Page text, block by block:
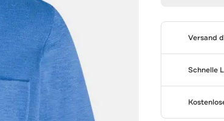
Versand
Schnelle